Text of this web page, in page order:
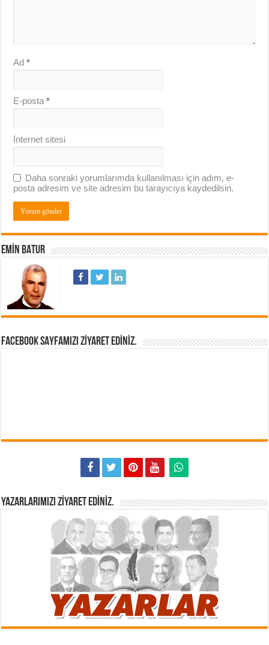
Ad*
E-posta*
İnternet sitesi
Daha sonraki yorumlarımda kullanılması için adım, e-
posta adresim ve site adresim bu tarayıcıya kaydedilsin.
EMIN BATUR
FACEBOOK SAYFAMIZI ZIYARET EDINIZ.
YAZARLARIMIZI ZIYARET EDINIZ.